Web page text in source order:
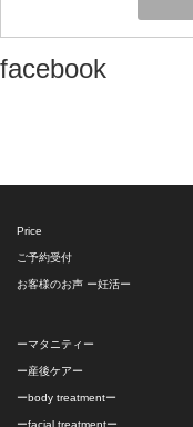
facebook
Price
ご予約受付
お客様のお声 ー妊活ー
ーマタニティー
ー産後ケアー
ーbody treatmentー
ーfacial treatmentー